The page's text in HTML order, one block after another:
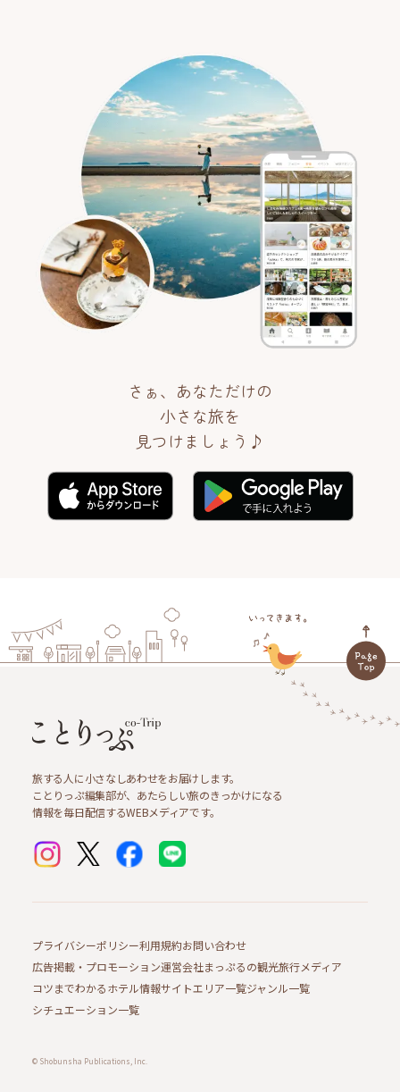
さぁ、あなただけの
小さな旅を
見つけましょう♪
旅する人に小さなしあわせをお届けします。
ことりっぷ編集部が、あたらしい旅のきっかけになる
情報を毎日配信するWEBメディアです。
プライバシーポリシー利用規約お問い合わせ
広告掲載・プロモーション運営会社まっぷるの観光旅行メディア
コツまでわかるホテル情報サイトエリア一覧ジャンル一覧
シチュエーション一覧
© Shobunsha Publications, Inc.